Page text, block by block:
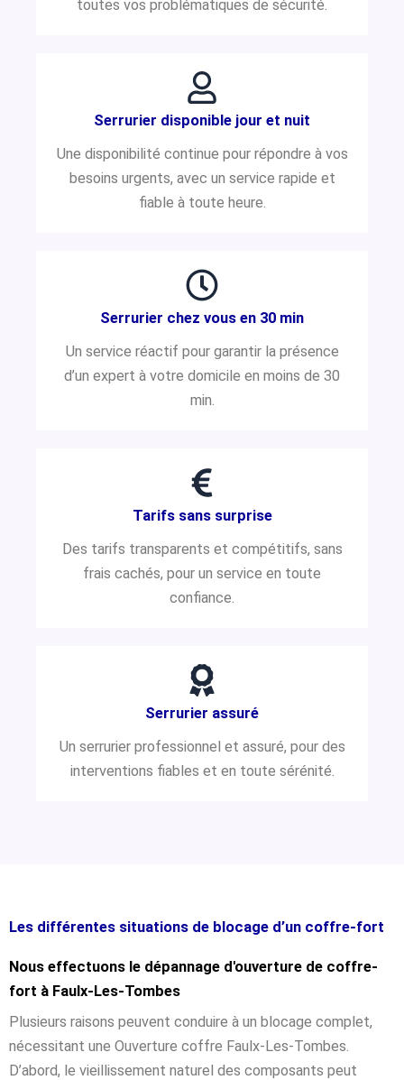
toutes vos problématiques de sécurité.
Serrurier disponible jour et nuit
Une disponibilité continue pour répondre à vos
besoins urgents, avec un service rapide et
fiable à toute heure.
Serrurier chez vous en 30 min
Un service réactif pour garantir la présence
d’un expert à votre domicile en moins de 30
min.
Tarifs sans surprise
Des tarifs transparents et compétitifs, sans
frais cachés, pour un service en toute
confiance.
Serrurier assuré
Un serrurier professionnel et assuré, pour des
interventions fiables et en toute sérénité.
Les différentes situations de blocage d’un coffre-fort
Nous effectuons le dépannage d'ouverture de coffre-
fort à Faulx-Les-Tombes
Plusieurs raisons peuvent conduire à un blocage complet,
nécessitant une Ouverture coffre Faulx-Les-Tombes.
D’abord, le vieillissement naturel des composants peut